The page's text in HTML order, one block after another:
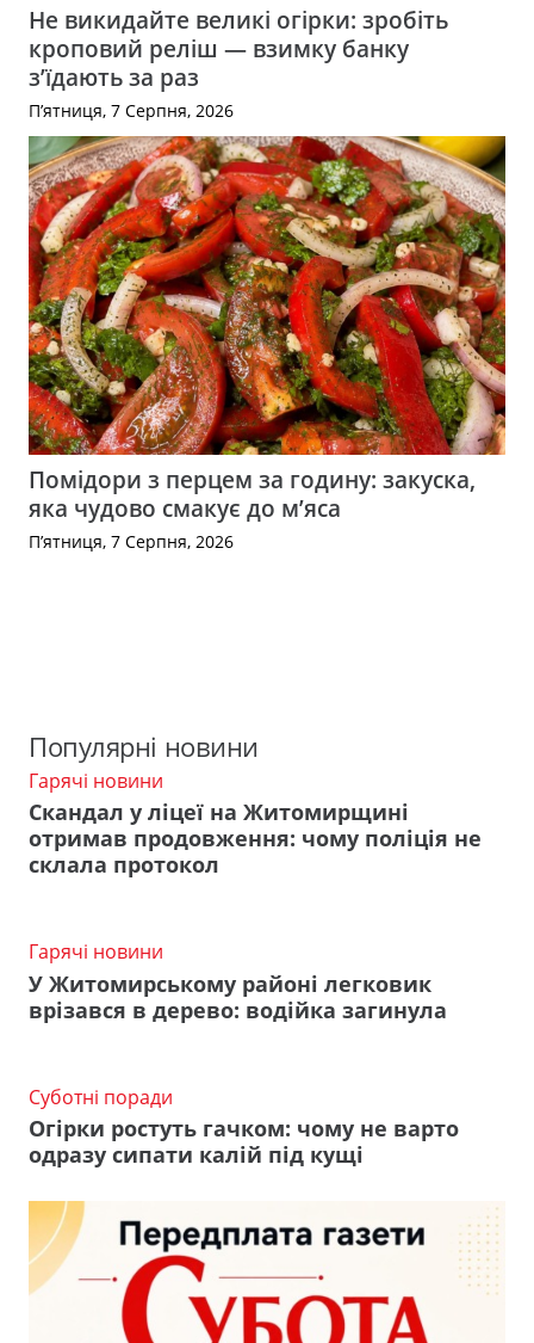
Не викидайте великі огірки: зробіть
кроповий реліш — взимку банку
з’їдають за раз
П’ятниця, 7 Серпня, 2026
Помідори з перцем за годину: закуска,
яка чудово смакує до м’яса
П’ятниця, 7 Серпня, 2026
Популярні новини
Гарячі новини
Скандал у ліцеї на Житомирщині
отримав продовження: чому поліція не
склала протокол
Гарячі новини
У Житомирському районі легковик
врізався в дерево: водійка загинула
Суботні поради
Огірки ростуть гачком: чому не варто
одразу сипати калій під кущі